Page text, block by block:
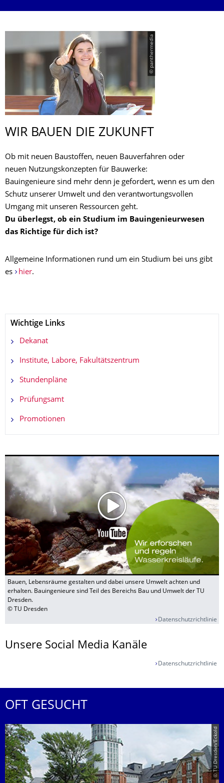
© panthermedia
WIR BAUEN DIE ZUKUNFT
Ob mit neuen Baustoffen, neuen Bauverfahren oder
neuen Nutzungskonzepten für Bauwerke:
Bauingenieure sind mehr denn je gefordert, wenn es um den
Schutz unserer Umwelt und den verantwortungsvollen
Umgang mit unseren Ressourcen geht.
Du überlegst, ob ein Studium im Bauingenieurwesen
das Richtige für dich ist?
Allgemeine Informationen rund um ein Studium bei uns gibt
es
hier.
Wichtige Links
Dekanat
Institute, Labore, Fakultätszentrum
Stundenpläne
Prüfungsamt
Promotionen
Bauen, Lebensräume gestalten und dabei unsere Umwelt achten und
erhalten. Bauingenieure sind Teil des Bereichs Bau und Umwelt der TU
Dresden.
© TU Dresden
Datenschutzrichtlinie
Unsere Social Media Kanäle
Datenschutzrichtlinie
OFT GESUCHT
© TU Dresden/Eckold